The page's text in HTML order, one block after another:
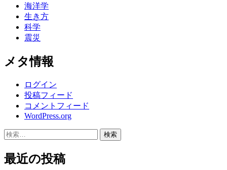
海洋学
生き方
科学
震災
メタ情報
ログイン
投稿フィード
コメントフィード
WordPress.org
検
最近の投稿